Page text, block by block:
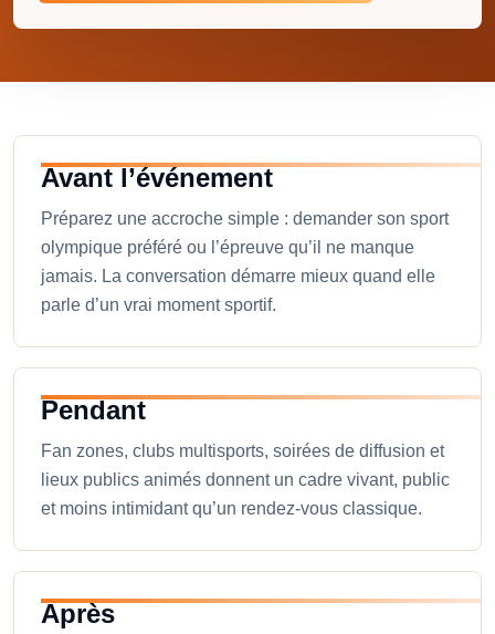
Avant l’événement
Préparez une accroche simple : demander son sport
olympique préféré ou l’épreuve qu’il ne manque
jamais. La conversation démarre mieux quand elle
parle d’un vrai moment sportif.
Pendant
Fan zones, clubs multisports, soirées de diffusion et
lieux publics animés donnent un cadre vivant, public
et moins intimidant qu’un rendez-vous classique.
Après